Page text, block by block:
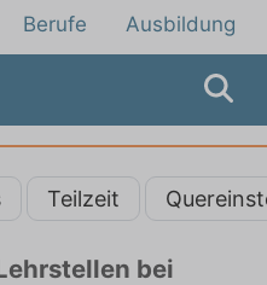
Berufe Ausbildung
Teilzeit
bei